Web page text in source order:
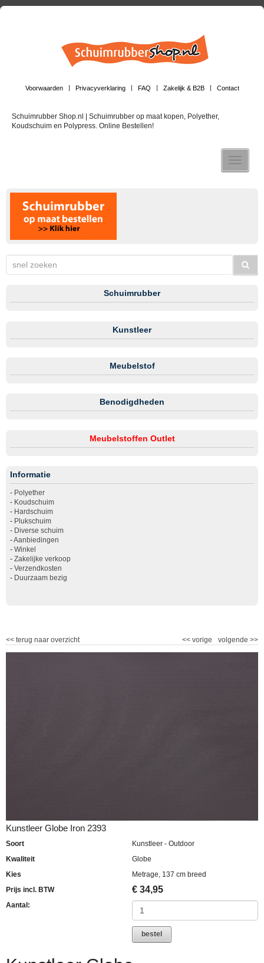
Voorwaarden Privacyverklaring FAQ Zakelijk & B2B Contact
Schuimrubber Shop.nl | Schuimrubber op maat kopen, Polyether,
Koudschuim en Polypress. Online Bestellen!
Toggle
Schuimrubber
Kunstleer
Meubelstof
Benodigdheden
Meubelstoffen Outlet
Informatie
- Polyether
- Koudschuim
- Hardschuim
- Plukschuim
- Diverse schuim
-Aanbiedingen
- Winkel
- Zakelijke verkoop
- Verzendkosten
- Duurzaam bezig
<< terug naar overzicht volgende >>
<< vorige
Kunstleer Globe Iron 2393
Soort
Kunstleer - Outdoor
Kwaliteit
Globe
Kies
Metrage, 137 cm breed
Prijs incl. BTW
€ 34,95
Aantal:
bestel